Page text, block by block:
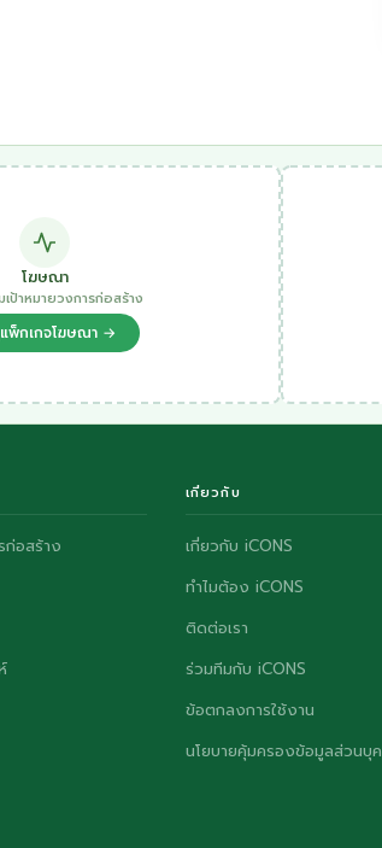
โฆษณา
เป้าหมายวงการก่อสร้าง
พ็กเกจโฆษณา →
ก่อสร้าง
เกี่ยวกับ
เกี่ยวกับ iCONS
ทำไมต้อง iCONS
ติดต่อเรา
ร่วมทีมกับ iCONS
ข้อตกลงการใช้งาน
นโยบายคุ้มครองข้อมูลส่วนบุ